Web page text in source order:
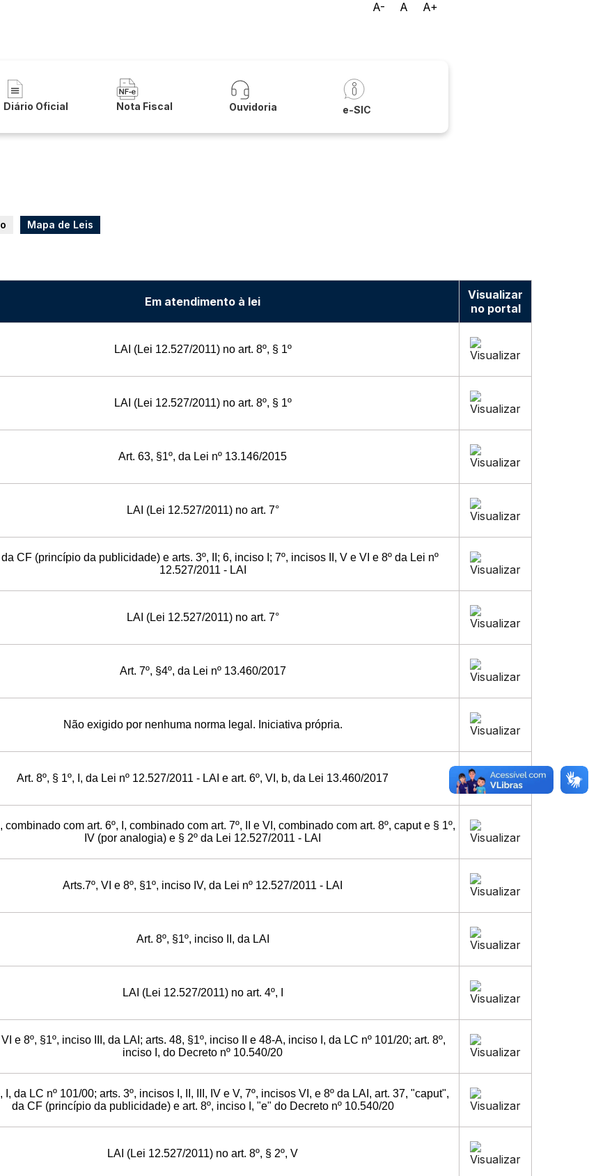
A- A
A+
Diário Oficial Nota Fiscal Ouvidoria e-SIC
Mapa de Leis
Em atendimento à lei
Visualizar
no portal
LAI (Lei 12.527/2011) no art. 8º, § 1º
LAI (Lei 12.527/2011) no art. 8º, § 1º
Art. 63, §1º, da Lei nº 13.146/2015
LAI (Lei 12.527/2011) no art. 7°
CF (princípio da publicidade) e arts. 3º, II; 6, inciso I; 7º, incisos II, V e VI e 8º da Lei nº
12.527/2011 - LAI
LAI (Lei 12.527/2011) no art. 7°
Art. 7º, §4º, da Lei nº 13.460/2017
Não exigido por nenhuma norma legal. Iniciativa própria.
Art. 8º, § 1º, I, da Lei nº 12.527/2011 - LAI e art. 6º, VI, b, da Lei 13.460/2017
combinado com art. 6º, I, combinado com art. 7º, II e VI, combinado com art. 8º, caput e § 1º,
IV (por analogia) e § 2º da Lei 12.527/2011 - LAI
Arts.7º, VI e 8º, §1º, inciso IV, da Lei nº 12.527/2011 - LAI
Art. 8º, §1º, inciso II, da LAI
LAI (Lei 12.527/2011) no art. 4º, I
VI e 8º, §1º, inciso III, da LAI; arts. 48, §1º, inciso II e 48-A, inciso I, da LC nº 101/20; art. 8º,
inciso I, do Decreto nº 10.540/20
I, da LC nº 101/00; arts. 3º, incisos I, II, III, IV e V, 7º, incisos VI, e 8º da LAI, art. 37, "caput",
da CF (princípio da publicidade) e art. 8º, inciso I, "e" do Decreto nº 10.540/20
LAI (Lei 12.527/2011) no art. 8º, § 2º, V